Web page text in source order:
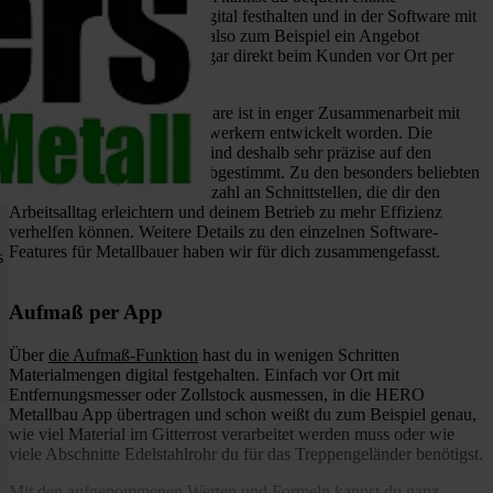
Materialmengen ermitteln, digital festhalten und in der Software mit
den Werten weiterarbeiten – also zum Beispiel ein Angebot
erstellen. Das funktioniert sogar direkt beim Kunden vor Ort per
Smartphone oder Tablet.
Gut zu wissen: Unsere Software ist in enger Zusammenarbeit mit
Handwerkerinnen und Handwerkern entwickelt worden. Die
Funktionen des Programms sind deshalb sehr präzise auf den
Arbeitsalltag im Handwerk abgestimmt. Zu den besonders beliebten
Features gehört auch die Vielzahl an Schnittstellen, die dir den
Arbeitsalltag erleichtern und deinem Betrieb zu mehr Effizienz
verhelfen können. Weitere Details zu den einzelnen Software-
Features für Metallbauer haben wir für dich zusammengefasst.
Aufmaß per App
Über die Aufmaß-Funktion hast du in wenigen Schritten
Materialmengen digital festgehalten. Einfach vor Ort mit
Entfernungsmesser oder Zollstock ausmessen, in die HERO
Metallbau App übertragen und schon weißt du zum Beispiel genau,
wie viel Material im Gitterrost verarbeitet werden muss oder wie
viele Abschnitte Edelstahlrohr du für das Treppengeländer benötigst.